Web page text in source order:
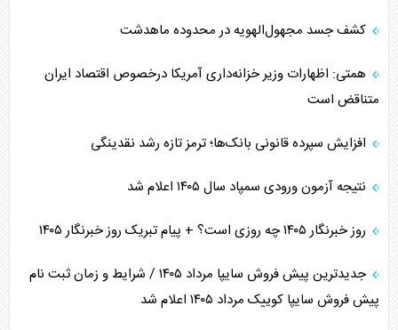
کشف جسد مجهول‌الهویه در محدوده ماهدشت
همتی: اظهارات وزیر خزانه‌داری آمریکا درخصوص اقتصاد ایران
متناقض است
افزایش سپرده قانونی بانک‌ها؛ ترمز تازه رشد نقدینگی
نتیجه آزمون ورودی سمپاد سال ۱۴۰۵ اعلام شد
روز خبرنگار ۱۴۰۵ چه روزی است؟ + پیام تبریک روز خبرنگار ۱۴۰۵
جدیدترین پیش فروش سایپا مرداد ۱۴۰۵ / شرایط و زمان ثبت نام
پیش فروش سایپا کوییک مرداد ۱۴۰۵ اعلام شد